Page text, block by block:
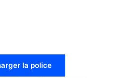
la police